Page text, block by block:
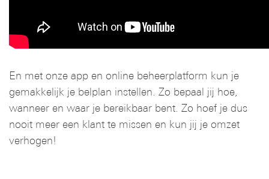
En met onze app en online beheerplatform kun je
gemakkelijk je belplan instellen. Zo bepaal jij hoe,
wanneer en waar je bereikbaar bent. Zo hoef je dus
nooit meer een klant te missen en kun jij je omzet
verhogen!